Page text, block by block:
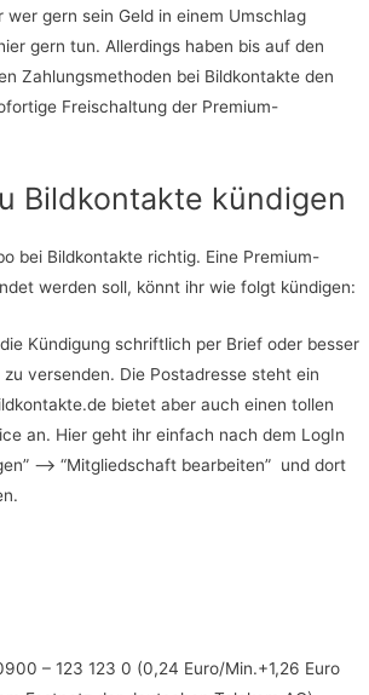
gern sein Geld in einem Umschlag
gern tun. Allerdings haben bis auf den
Zahlungsmethoden bei Bildkontakte den
Freischaltung der Premium-
Bildkontakte kündigen
bei Bildkontakte richtig. Eine Premium-
werden soll, könnt ihr wie folgt kündigen:
Kündigung schriftlich per Brief oder besser
versenden. Die Postadresse steht ein
bietet aber auch einen tollen
an. Hier geht ihr einfach nach dem LogIn
–> “Mitgliedschaft bearbeiten” und dort
– 123 123 0 (0,24 Euro/Min.+1,26 Euro